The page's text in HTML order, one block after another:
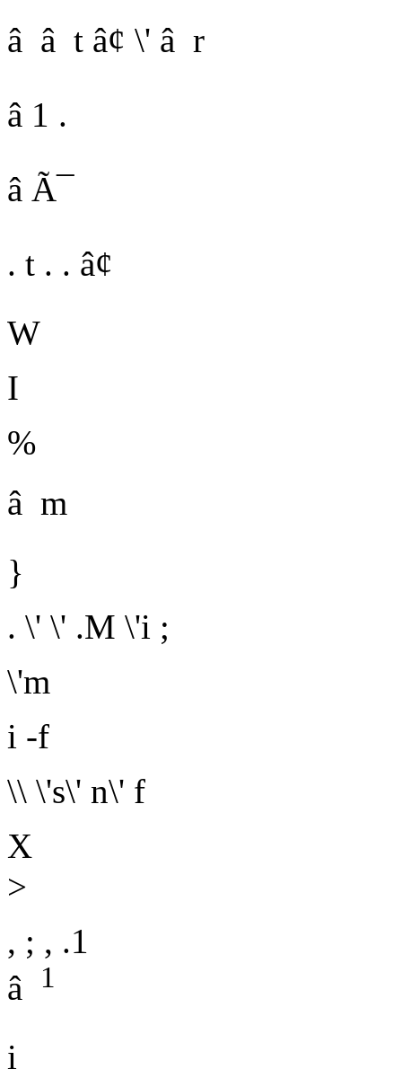
â â t â¢ \' â r
â 1 .
â Ã¯
. t . . â¢
W
I
%
â m
}
. \' \' .M \'i ;
\'m
i -f
\\ \'s\' n\' f
X
>
, ; , .1
â
1
i